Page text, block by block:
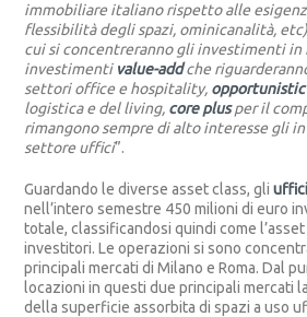
immobiliare italiano rispetto alle
flessibilità degli spazi, ominicanalità,
cui si concentreranno gli investimenti in
investimenti value-addche
settori office e hospitality, opportunistic
logistica e del living, core plusper il
rimangono sempre di alto interesse gli
settore uffici”.
Guardando le diverse asset class, gliuffici
nell’intero semestre 450 milioni di euro
totale, classificandosi quindi come
investitori. Le operazioni si sono
principali mercati di Milano e Roma. Dal
locazioni in questi due principali mercati
della superficie assorbita di spazi a uso